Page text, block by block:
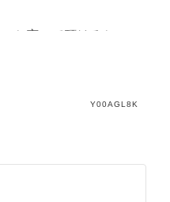
と言って頂けるとス
Y00AGL8K